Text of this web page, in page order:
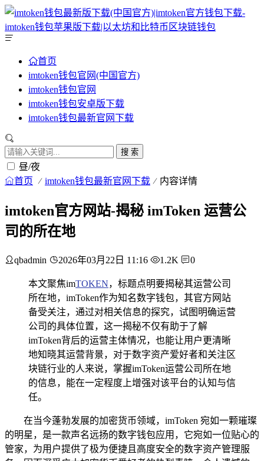
首页
imtoken钱包官网(中国官方)
imtoken钱包官网
imtoken钱包安卓版下载
imtoken钱包最新官网下载
搜 索
昼/夜
首页 imtoken钱包最新官网下载 内容详情
imtoken官方网站-揭秘 imToken 运营公
司的所在地
qbadmin 2026年03月22日 11:16 1.2K 0
本文聚焦imTOKEN，标题点明要揭秘其运营公司
所在地，imToken作为知名数字钱包，其官方网站
备受关注，通过对相关信息的探究，试图明确运营
公司的具体位置，这一揭秘不仅有助于了解
imToken背后的运营主体情况，也能让用户更清晰
地知晓其运营背景，对于数字资产爱好者和关注区
块链行业的人来说，掌握imToken运营公司所在地
的信息，能在一定程度上增强对该平台的认知与信
任。
在当今蓬勃发展的加密货币领域，imToken 宛如一颗璀璨
的明星，是一款声名远扬的数字钱包应用，它宛如一位贴心的
管家，为用户提供了极为便捷且高度安全的数字资产管理服